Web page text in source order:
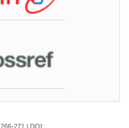
266-271 | DOI: